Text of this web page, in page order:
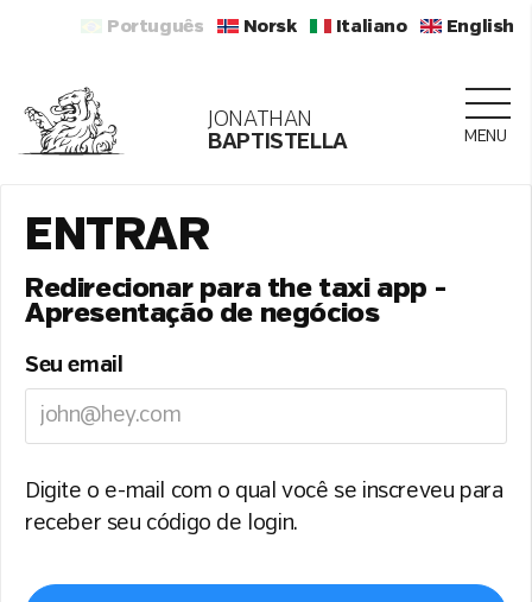
Português Norsk Italiano English
JONATHAN
BAPTISTELLA
MENU
ENTRAR
Redirecionar para the taxi app -
Apresentação de negócios
Seu email
Digite o e-mail com o qual você se inscreveu para
receber seu código de login.